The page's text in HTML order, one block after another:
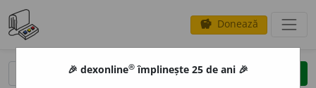
savings Donează
clear
🎉 dexonline® împlinește 25 de ani 🎉